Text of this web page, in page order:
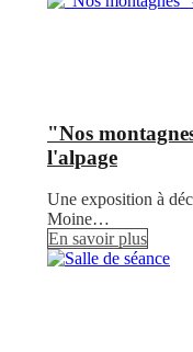
"Nos
l'alpage
Une exposition à
Moine…
En savoir plus